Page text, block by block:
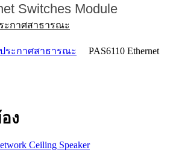
Switches Module
ะกาศสาธารณะ
ประกาศสาธารณะ
PAS6110 Ethernet
ง